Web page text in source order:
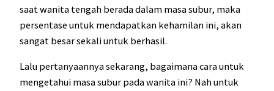
saat wanita tengah berada dalam masa subur, maka
persentase untuk mendapatkan kehamilan ini, akan
sangat besar sekali untuk berhasil.
Lalu pertanyaannya sekarang, bagaimana cara untuk
mengetahui masa subur pada wanita ini? Nah untuk